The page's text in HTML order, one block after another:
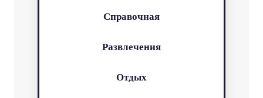
Справочная
Развлечения
Отдых